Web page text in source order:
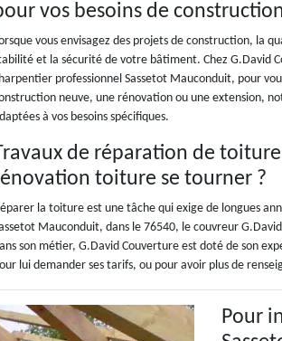
vos besoins de
vous envisagez des projets de construction, la
et la sécurité de votre bâtiment. Chez G.David
professionnel Sassetot Mauconduit, pour
neuve, une rénovation ou une extension,
à vos besoins spécifiques.
de réparation de
toiture se tourner ?
la toiture est une tâche qui exige de longues
Mauconduit, dans le 76540, le couvreur
son métier, G.David Couverture est doté de son
lui demander ses tarifs, ou pour avoir plus de
Pour